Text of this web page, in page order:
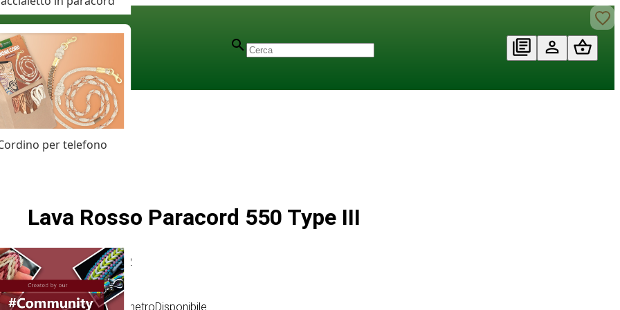
per telefono
Lava Rosso Paracord 550 Type III
Articolo # MT013862
0,55 €/ al metroDisponibile